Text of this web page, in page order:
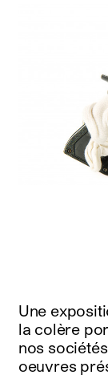
à propos
contact
français
Une
la colère
nos
oeuvres